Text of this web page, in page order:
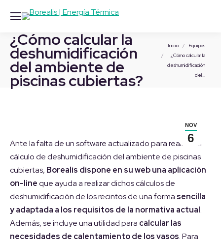
¿Cómo calcular la
deshumidificación
del ambiente de
piscinas cubiertas?
Estás aquí:
Inicio
Equipos
¿Cómo calcular la
deshumidificación
del…
NOV
6
Ante la falta de un software actualizado para realizar el
cálculo de deshumidificación del ambiente de piscinas
cubiertas, Borealis dispone en su web una aplicación
on-lineque ayuda a realizar dichos cálculos de
deshumidificación de los recintos de una forma sencilla
y adaptada a los requisitos de la normativa actual.
Además, se incluye una utilidad para calcular las
necesidades de calentamiento de los vasos. Para